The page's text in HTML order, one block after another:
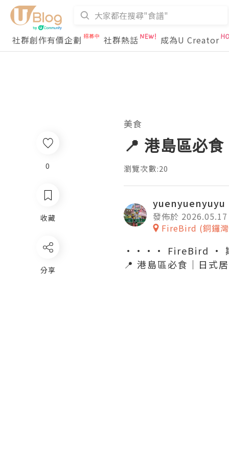
社群創作有價企劃 社群熱話 成為U Creator
美食
📍 港島區必
瀏覽次數:20
yuenyuenyuyu
發佈於 2026.05.17
FireBird (銅鑼
•••• FireBird •
📍 港島區必食｜日式
0
收藏
分享